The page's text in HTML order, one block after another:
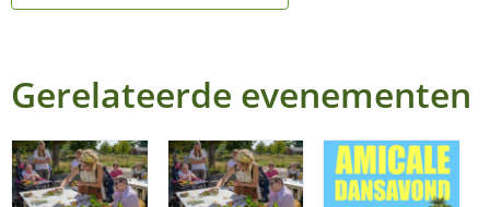
Gerelateerde evenementen